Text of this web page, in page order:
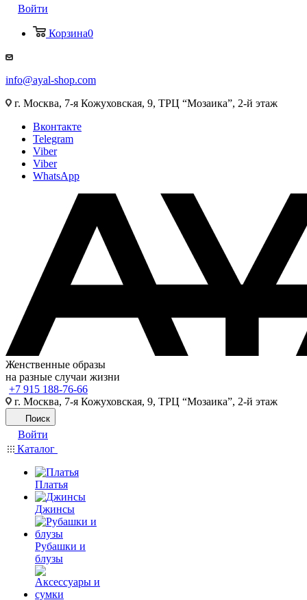
Войти
Корзина0
info@ayal-shop.com
г. Москва, 7-я Кожуховская, 9, ТРЦ “Мозаика”, 2-й этаж
Вконтакте
Telegram
Viber
Viber
WhatsApp
Женственные образы
на разные случаи жизни
+7 915 188-76-66
г. Москва, 7-я Кожуховская, 9, ТРЦ “Мозаика”, 2-й этаж
Поиск
Войти
Каталог
Платья
Джинсы
Рубашки и
блузы